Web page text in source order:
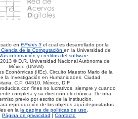
en EPrints 3 el cual es desarrollado por la
de la Computaciónen la Universidad de
información y créditos del software.
© D.R. Universidad Nacional Autónoma de
México (UNAM).
Económicas (IIEc). Circuito Maestro Mario de la
la Investigación en Humanidades, Ciudad
C.P. 04510, México, D.F.
con fines no lucrativos, siempre y cuando
completa y su dirección electrónica. De otra
previo por escrito de la institución.
reproducción de los objetos aquí depositados
en lala página de políticas de uso.
Página de privacidad | Contacto